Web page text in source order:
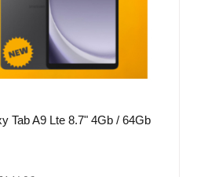
Tab A9 Lte 8.7" 4Gb / 64Gb